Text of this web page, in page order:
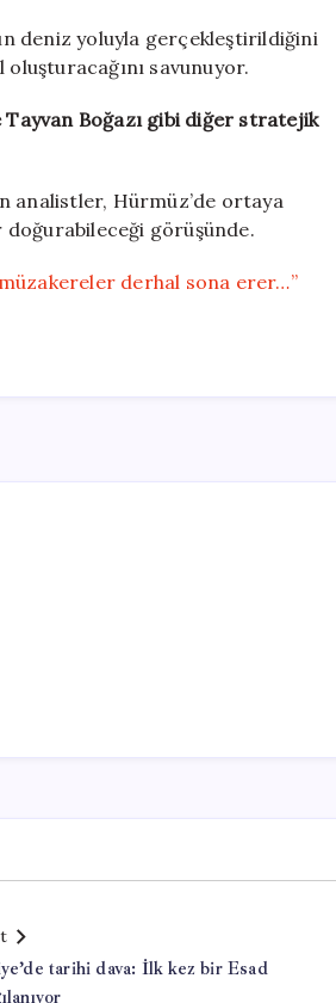
deniz yoluyla gerçekleştirildiğini
savunuyor.
Tayvan Boğazı gibi diğer stratejik
analistler, Hürmüz’de ortaya
doğurabileceği görüşünde.
derhal sona erer…”
tarihi dava: İlk kez bir Esad